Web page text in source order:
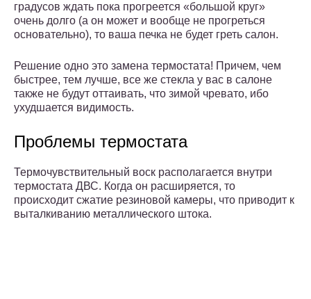
градусов ждать пока прогреется «большой круг»
очень долго (а он может и вообще не прогреться
основательно), то ваша печка не будет греть салон.
Решение одно это замена термостата! Причем, чем
быстрее, тем лучше, все же стекла у вас в салоне
также не будут оттаивать, что зимой чревато, ибо
ухудшается видимость.
Проблемы термостата
Термочувствительный воск располагается внутри
термостата ДВС. Когда он расширяется, то
происходит сжатие резиновой камеры, что приводит к
выталкиванию металлического штока.